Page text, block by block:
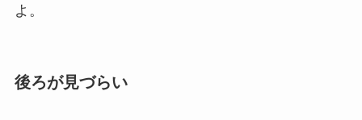
よ。
後ろが見づらい